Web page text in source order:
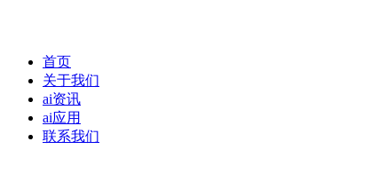
首页
关于我们
ai资讯
ai应用
联系我们